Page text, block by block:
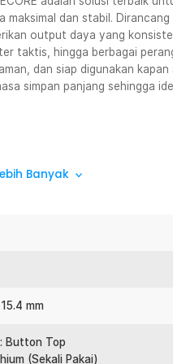
dan stabil.
output daya yang
taktis, hingga berbagai
dan siap digunakan
simpan panjang sehingga
Drain
untuk perangkat dengan
perangkat intensif.
Fungsi utama dari kestabilan
Banyak
mm
Button Top
(Sekali Pakai)